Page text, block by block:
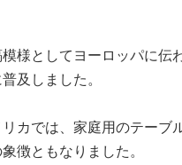
様としてヨーロッパに伝
及しました。
カでは、家庭用のテーブ
徴ともなりました。